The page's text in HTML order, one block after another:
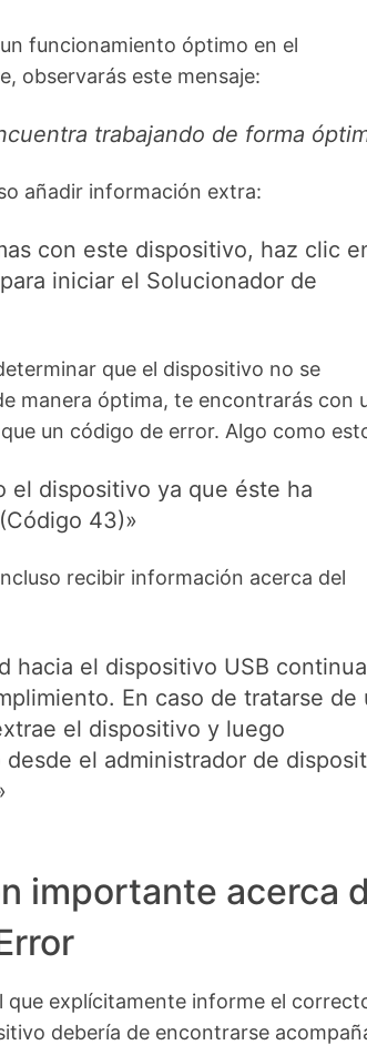
funcionamiento óptimo en el
observarás este mensaje:
trabajando de forma
añadir información extra:
con este dispositivo, haz clic
iniciar el Solucionador de
que el dispositivo no se
manera óptima, te encontrarás con
un código de error. Algo como
el dispositivo ya que éste ha
43)»
recibir información acerca del
hacia el dispositivo USB
En caso de tratarse de
el dispositivo y luego
el administrador de
importante acerca
que explícitamente informe el
debería de encontrarse